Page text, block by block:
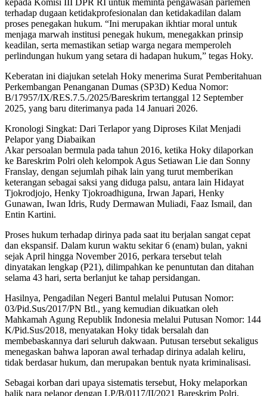
terhadap dugaan ketidakprofesionalan dan ketidakadilan dalam
proses penegakan hukum. “Ini merupakan ikhtiar moral untuk
menjaga marwah institusi penegak hukum, menegakkan prinsip
keadilan, serta memastikan setiap warga negara memperoleh
perlindungan hukum yang setara di hadapan hukum,” tegas Hoky.
Keberatan ini diajukan setelah Hoky menerima Surat Pemberitahuan
Perkembangan Penanganan Dumas (SP3D) Kedua Nomor:
B/17957/IX/RES.7.5./2025/Bareskrim tertanggal 12 September
2025, yang baru diterimanya pada 14 Januari 2026.
Kronologi Singkat: Dari Terlapor yang Diproses Kilat Menjadi
Pelapor yang Diabaikan
Akar persoalan bermula pada tahun 2016, ketika Hoky dilaporkan
ke Bareskrim Polri oleh kelompok Agus Setiawan Lie dan Sonny
Franslay, dengan sejumlah pihak lain yang turut memberikan
keterangan sebagai saksi yang diduga palsu, antara lain Hidayat
Tjokrodjojo, Henky Tjokroadhiguna, Irwan Japari, Henky
Gunawan, Iwan Idris, Rudy Dermawan Muliadi, Faaz Ismail, dan
Entin Kartini.
Proses hukum terhadap dirinya pada saat itu berjalan sangat cepat
dan ekspansif. Dalam kurun waktu sekitar 6 (enam) bulan, yakni
sejak April hingga November 2016, perkara tersebut telah
dinyatakan lengkap (P21), dilimpahkan ke penuntutan dan ditahan
selama 43 hari, serta berlanjut ke tahap persidangan.
Hasilnya, Pengadilan Negeri Bantul melalui Putusan Nomor:
03/Pid.Sus/2017/PN Btl., yang kemudian dikuatkan oleh
Mahkamah Agung Republik Indonesia melalui Putusan Nomor: 144
K/Pid.Sus/2018, menyatakan Hoky tidak bersalah dan
membebaskannya dari seluruh dakwaan. Putusan tersebut sekaligus
menegaskan bahwa laporan awal terhadap dirinya adalah keliru,
tidak berdasar hukum, dan merupakan bentuk nyata kriminalisasi.
Sebagai korban dari upaya sistematis tersebut, Hoky melaporkan
balik para pelapor dengan LP/B/0117/II/2021 Bareskrim Polri.